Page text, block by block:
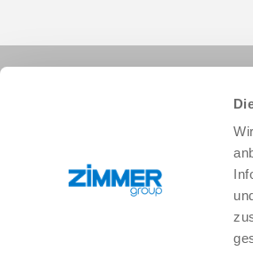
+82 32 215 9700